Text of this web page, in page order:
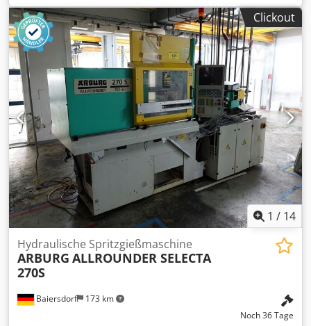
1100 x 700 mm Geschwindigkeit ab 48 mm/s Csdjzrppvjpfx
Aa Ueha Geschwindigkeit auf 330 mm/s
Arbeitsgeschwindigkeit 19 mm/s Ölinhalt 1600 l
Antriebsleistung 82,0 kW Gewicht 23,0 t Raumbedarf ca.
2,4 x 2,8 x 4,0 mxmxm mit ölhydraulischem Antrieb,
druck/zeit- und wegabhängig steuerbar, Lichtschranke
vorn (Sick), Zweihandbedienung
Clickout
1 / 14
Baiersdorf 173 km
Hydraulische Spritzgießmaschine
ARBURG ALLROUNDER SELECTA
270S
Noch 36 Tage